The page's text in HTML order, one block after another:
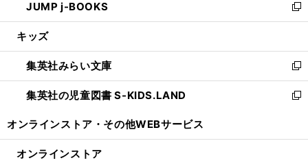
で
開
ド
ウ
開
く
ィ
ン
ウ
で
開
く
い
ウ
ン
ド
ウ
で
JUMP j-BOOKS
新
し
ウ
ィ
ン
ド
開
キッズ
集英社みらい文庫
新
し
い
ン
集英社の児童図書 S-KIDS.LAND
新
ウ
オンラインストア・ その他WEBサービス
オンラインストア